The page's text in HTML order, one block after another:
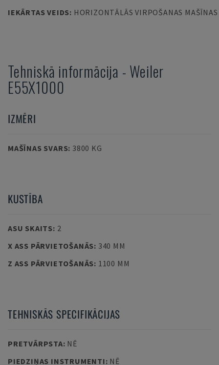
IEKĀRTAS VEIDS: HORIZONTĀLĀS VIRPOŠANAS MAŠĪNAS
Tehniskā informācija - Weiler
E55X1000
IZMĒRI
MAŠĪNAS SVARS: 3800 KG
KUSTĪBA
ASU SKAITS: 2
X ASS PĀRVIETOŠANĀS: 340 MM
Z ASS PĀRVIETOŠANĀS: 1100 MM
TEHNISKĀS SPECIFIKĀCIJAS
PRETVĀRPSTA: NĒ
PIEDZIŅAS INSTRUMENTI: NĒ